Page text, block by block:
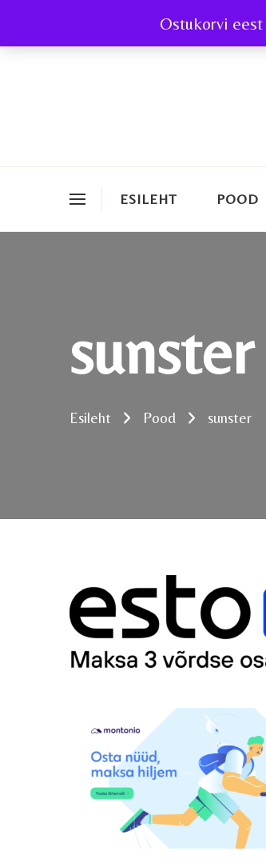
Ostukorvi
ESILEHT POOD
sunster
Esileht Pood sunster